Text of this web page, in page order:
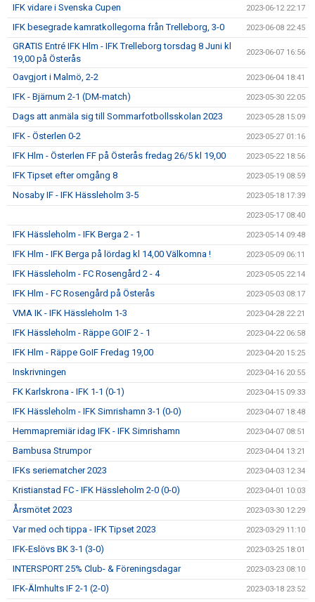
IFK vidare i Svenska Cupen 2023-06-12 22:17
IFK besegrade kamratkollegorna från Trelleborg, 3-0 2023-06-08 22:45
GRATIS Entré IFK Hlm - IFK Trelleborg torsdag 8 Juni kl
19,00 på Österås
2023-06-07 16:56
Oavgjort i Malmö, 2-2 2023-06-04 18:41
IFK - Bjärnum 2-1 (DM-match) 2023-05-30 22:05
Dags att anmäla sig till Sommarfotbollsskolan 2023 2023-05-28 15:09
IFK - Österlen 0-2 2023-05-27 01:16
IFK Hlm - Österlen FF på Österås fredag 26/5 kl 19,00 2023-05-22 18:56
IFK Tipset efter omgång 8 2023-05-19 08:59
Nosaby IF - IFK Hässleholm 3-5 2023-05-18 17:39
2023-05-17 08:40
IFK Hässleholm - IFK Berga 2 - 1 2023-05-14 09:48
IFK Hlm - IFK Berga på lördag kl 14,00 Välkomna ! 2023-05-09 06:11
IFK Hässleholm - FC Rosengård 2 - 4 2023-05-05 22:14
IFK Hlm - FC Rosengård på Österås 2023-05-03 08:17
VMA IK - IFK Hässleholm 1-3 2023-04-28 22:21
IFK Hässleholm - Räppe GOIF 2 - 1 2023-04-22 06:58
IFK Hlm - Räppe GoIF Fredag 19,00 2023-04-20 15:25
Inskrivningen 2023-04-16 20:55
FK Karlskrona - IFK 1-1 (0-1) 2023-04-15 09:33
IFK Hässleholm - IFK Simrishamn 3-1 (0-0) 2023-04-07 18:48
Hemmapremiär idag IFK - IFK Simrishamn 2023-04-07 08:51
Bambusa Strumpor 2023-04-04 13:21
IFKs seriematcher 2023 2023-04-03 12:34
Kristianstad FC - IFK Hässleholm 2-0 (0-0) 2023-04-01 10:03
Årsmötet 2023 2023-03-30 12:29
Var med och tippa - IFK Tipset 2023 2023-03-29 11:10
IFK-Eslövs BK 3-1 (3-0) 2023-03-25 18:01
INTERSPORT 25% Club- & Föreningsdagar 2023-03-23 08:10
IFK-Älmhults IF 2-1 (2-0) 2023-03-18 23:52